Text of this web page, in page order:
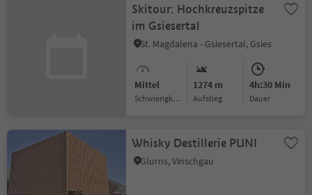
Skitour: Hochkreuzspitze
im Gsiesertal
St. Magdalena - Gsiesertal, Gsies
Mittel
Schwierigkeitsgrad
1274 m
Aufstieg
4h:30 Min
Dauer
Whisky Destillerie PUNI
Glurns, Vinschgau